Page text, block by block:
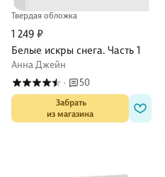
Твердая обложка
1 249 ₽
Белые искры снега. Часть 1
Анна Джейн
· 50
Забрать
из магазина